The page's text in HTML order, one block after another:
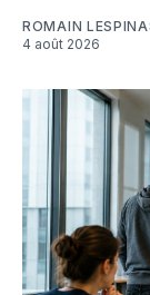
ROMAIN
4 août 2026